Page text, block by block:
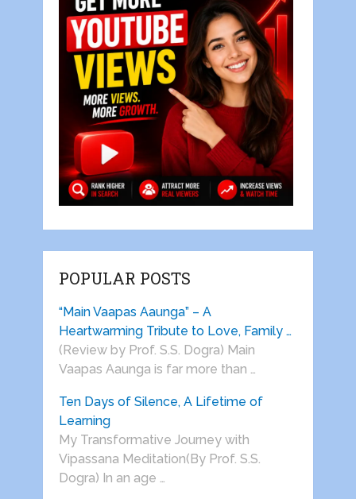
POPULAR POSTS
“Main Vaapas Aaunga” – A
Heartwarming Tribute to Love, Family …
(Review by Prof. S.S. Dogra) Main
Vaapas Aaunga is far more than …
Ten Days of Silence, A Lifetime of
Learning
My Transformative Journey with
Vipassana Meditation(By Prof. S.S.
Dogra) In an age …